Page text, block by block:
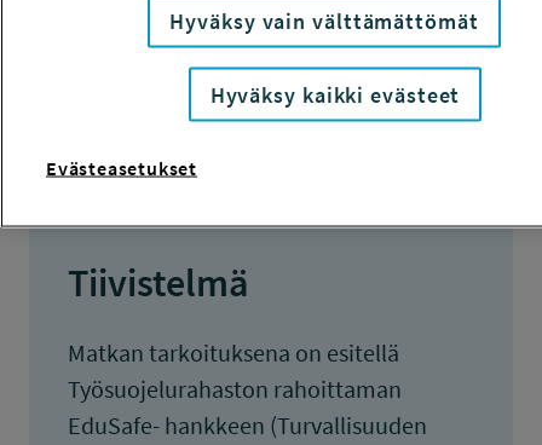
KOKONAISKUSTANNUKSET
988 euroa
TULOKSET VALMISTUNEET
Tiivistelmä
Matkan tarkoituksena on esitellä
Työsuojelurahaston rahoittaman
EduSafe- hankkeen (Turvallisuuden
Hyväksy vain välttämättömät
Hyväksy kaikki evästeet
Evästeasetukset